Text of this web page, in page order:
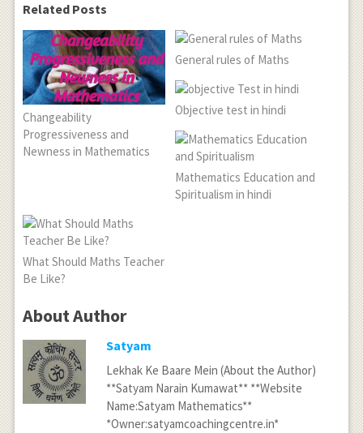
Related Posts
Changeability
Progressiveness and
Newness in Mathematics
General rules of Maths
Objective test in hindi
Mathematics Education and
Spiritualism in hindi
What Should Maths Teacher
Be Like?
About Author
Satyam
Lekhak Ke Baare Mein (About the Author)
**Satyam Narain Kumawat** **Website
Name:Satyam Mathematics**
*Owner:satyamcoachingcentre.in*